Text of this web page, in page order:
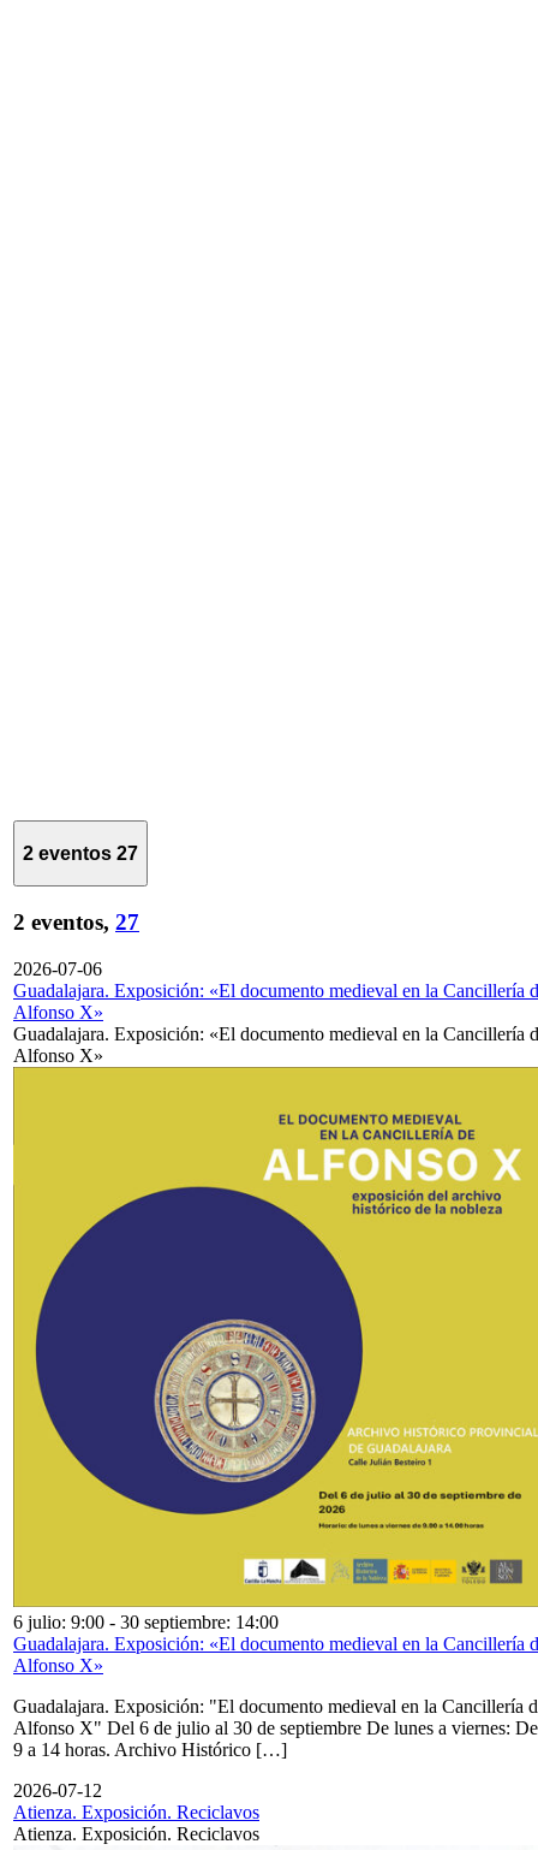
2 eventos 27
2 eventos, 27
2026-07-06
Guadalajara. Exposición: «El documento medieval en la Cancillería
Alfonso X»
Guadalajara. Exposición: «El documento medieval en la Cancillería
Alfonso X»
6 julio: 9:00 - 30 septiembre: 14:00
Guadalajara. Exposición: «El documento medieval en la Cancillería
Alfonso X»
Guadalajara. Exposición: "El documento medieval en la Cancillería
Alfonso X" Del 6 de julio al 30 de septiembre De lunes a viernes: De
9 a 14 horas. Archivo Histórico […]
2026-07-12
Atienza. Exposición. Reciclavos
Atienza. Exposición. Reciclavos